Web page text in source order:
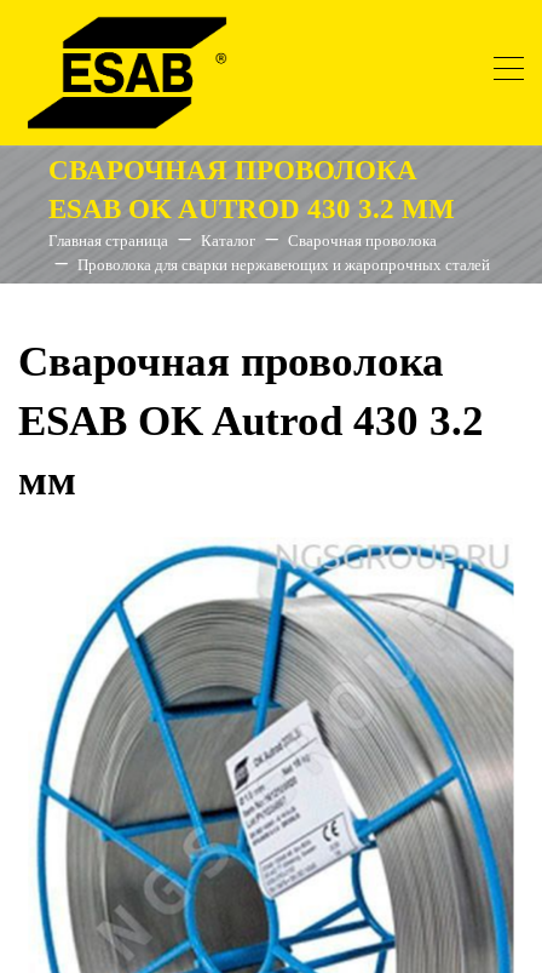
СВАРОЧНАЯ ПРОВОЛОКА
ESAB OK AUTROD 430 3.2 ММ
Главная страница Каталог
Сварочная проволока
Проволока для сварки нержавеющих и жаропрочных сталей
Сварочная проволока
ESAB OK Autrod 430 3.2
мм